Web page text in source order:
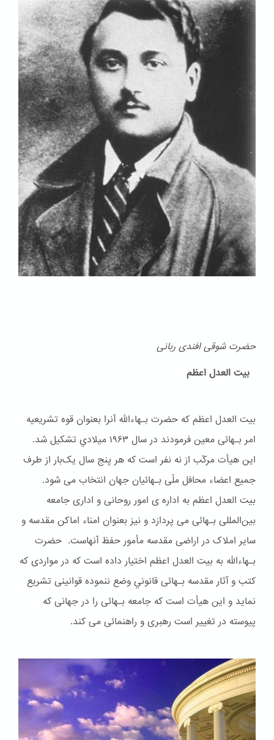
حضرت شوقی افندی ربانی
بیت العدل اعظم
بیت العدل اعظم که حضرت بـهاءالله آنرا بعنوان قوه تشریعیه
امر بـهائی معین فرمودند در سال ۱۹۶۳ ميلادي تشکیل شد.
این هیأت مرکّب از نه نفر است که هر پنج سال یک‌بار از طرف
جمیع اعضاء محافل ملّی بـهائیان جهان انتخاب می شود.
بیت العدل اعظم به اداره ی امور روحانی و اداری جامعه
بین‌المللی بـهائی می پردازد و نیز بعنوان امناء اماکن مقدسه و
سایر املاک در اراضی مقدسه مأمور حفظ آنهاست. حضرت
بـهاءالله به بیت العدل اعظم اختیار داده است که در مواردی که
کتب و آثار مقدسه بـهائی قانوني وضع ننموده قوانینی تشریع
نماید و این هیأت است که جامعه بـهائی را در جهانی که
پیوسته در تغییر است رهبری و راهنمائی می کند.